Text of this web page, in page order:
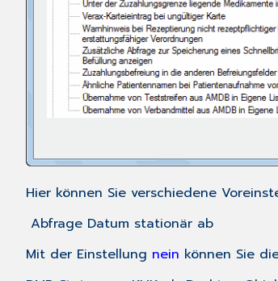
Hier können Sie verschiedene
Abfrage Datum stationär ab
Mit der Einstellung nein können Sie